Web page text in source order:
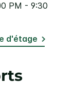
PM - 9:30
d'étage